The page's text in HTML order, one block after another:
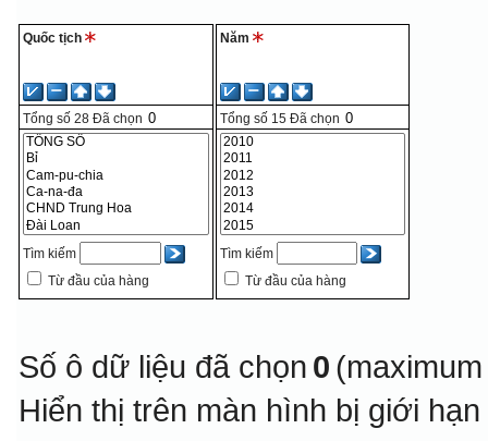
Quốc tịch
Tổng số 28 Đã chọn
Tìm kiếm
Từ đầu của hàng
Năm
Tổng số 15 Đã chọn
Tìm kiếm
Từ đầu của hàng
Số ô dữ liệu đã chọn 0
Hiển thị trên màn hình bị giới